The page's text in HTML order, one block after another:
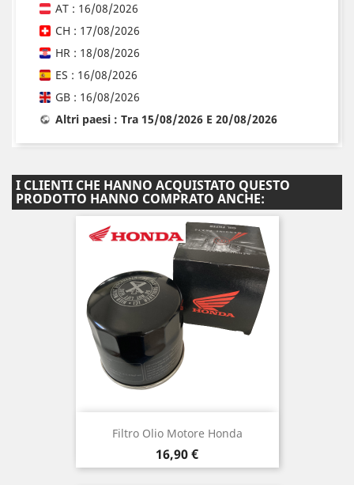
AT : 16/08/2026
CH : 17/08/2026
HR : 18/08/2026
ES : 16/08/2026
GB : 16/08/2026
Altri paesi : Tra 15/08/2026 E 20/08/2026
I CLIENTI CHE HANNO ACQUISTATO QUESTO
PRODOTTO HANNO COMPRATO ANCHE:
Filtro Olio Motore Honda
Prezzo
16,90 €